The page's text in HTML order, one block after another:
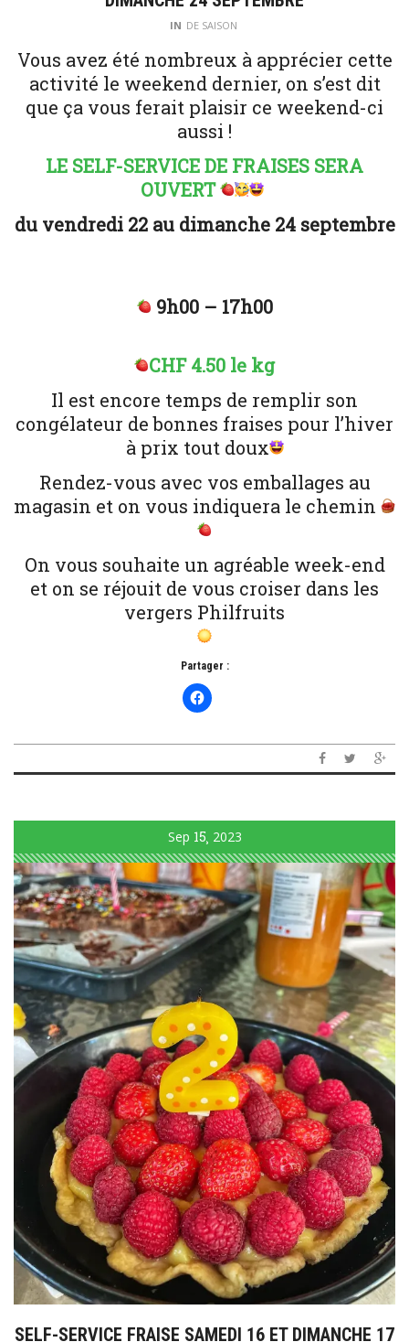
IN DE SAISON
Vous avez été nombreux à apprécier cette
activité le weekend dernier, on s’est dit
que ça vous ferait plaisir ce weekend-ci
aussi !
LE SELF-SERVICE DE FRAISES SERA
OUVERT
du vendredi 22 audimanche 24 septembre
9h00 – 17h00
CHF 4.50 le kg
Il est encore temps de remplir son
congélateur de bonnes fraises pour l’hiver
à prix tout doux
Rendez-vous avec vos emballages au
magasin et on vous indiquera le chemin
On vous souhaite un agréable week-end
et on se réjouit de vous croiser dans les
vergers Philfruits
Partager :
Sep 15 2023
SELF-SERVICE FRAISE SAMEDI 16 ET DIMANCHE 17